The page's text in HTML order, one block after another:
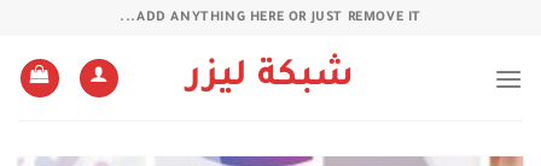
ADD ANYTHING HERE OR JUST REMOVE IT...
شبكة ليزر